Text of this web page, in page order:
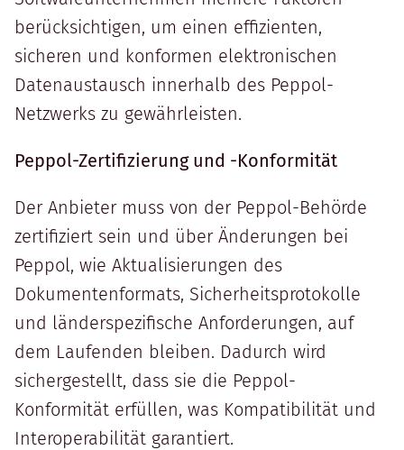
berücksichtigen, um einen effizienten,
sicheren und konformen elektronischen
Datenaustausch innerhalb des Peppol-
Netzwerks zu gewährleisten.
Peppol-Zertifizierung und -Konformität
Der Anbieter muss von der Peppol-Behörde
zertifiziert sein und über Änderungen bei
Peppol, wie Aktualisierungen des
Dokumentenformats, Sicherheitsprotokolle
und länderspezifische Anforderungen, auf
dem Laufenden bleiben. Dadurch wird
sichergestellt, dass sie die Peppol-
Konformität erfüllen, was Kompatibilität und
Interoperabilität garantiert.